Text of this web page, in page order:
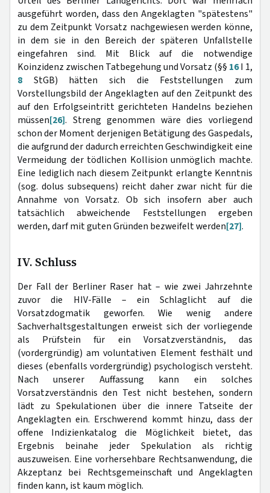
ausgeführt worden, dass den Angeklagten "spätestens"
zu dem Zeitpunkt Vorsatz nachgewiesen werden könne,
in dem sie in den Bereich der späteren Unfallstelle
eingefahren sind. Mit Blick auf die notwendige
Koinzidenz zwischen Tatbegehung und Vorsatz (§§ 16I 1,
8 StGB) hätten sich die Feststellungen zum
Vorstellungsbild der Angeklagten auf den Zeitpunkt des
auf den Erfolgseintritt gerichteten Handelns beziehen
müssen[26]. Streng genommen wäre dies vorliegend
schon der Moment derjenigen Betätigung des Gaspedals,
die aufgrund der dadurch erreichten Geschwindigkeit eine
Vermeidung der tödlichen Kollision unmöglich machte.
Eine lediglich nach diesem Zeitpunkt erlangte Kenntnis
(sog. dolus subsequens) reicht daher zwar nicht für die
Annahme von Vorsatz. Ob sich insofern aber auch
tatsächlich abweichende Feststellungen ergeben
werden, darf mit guten Gründen bezweifelt werden[27].
IV. Schluss
Der Fall der Berliner Raser hat – wie zwei Jahrzehnte
zuvor die HIV-Fälle – ein Schlaglicht auf die
Vorsatzdogmatik geworfen. Wie wenig andere
Sachverhaltsgestaltungen erweist sich der vorliegende
als Prüfstein für ein Vorsatzverständnis, das
(vordergründig) am voluntativen Element festhält und
dieses (ebenfalls vordergründig) psychologisch versteht.
Nach unserer Auffassung kann ein solches
Vorsatzverständnis den Test nicht bestehen, sondern
lädt zu Spekulationen über die innere Tatseite der
Angeklagten ein. Erschwerend kommt hinzu, dass der
offene Indizienkatalog die Möglichkeit bietet, das
Ergebnis beinahe jeder Spekulation als richtig
auszuweisen. Eine vorhersehbare Rechtsanwendung, die
Akzeptanz bei Rechtsgemeinschaft und Angeklagten
finden kann, ist kaum möglich.